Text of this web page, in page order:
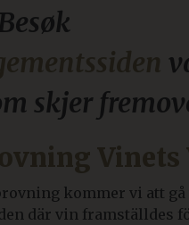
skjer
Vinets
kommer vi att
där vin framställdes